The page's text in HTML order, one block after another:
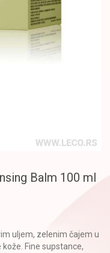
Balm 100 ml
uljem, zelenim čajem u
Fine supstance,